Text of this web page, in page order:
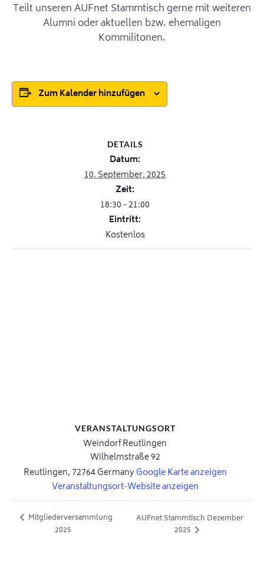
Teilt unseren AUFnet Stammtisch gerne mit weiteren
Alumni oder aktuellen bzw. ehemaligen
Kommilitonen.
Zum Kalender hinzufügen
DETAILS
Datum:
10. September, 2025
Zeit:
18:30 - 21:00
Eintritt:
Kostenlos
VERANSTALTUNGSORT
Weindorf Reutlingen
Wilhelmstraße 92
Reutlingen, 72764GermanyGoogle Karte anzeigen
Veranstaltungsort-Website anzeigen
Mitgliederversammlung
2025
AUFnet Stammtisch Dezember
2025